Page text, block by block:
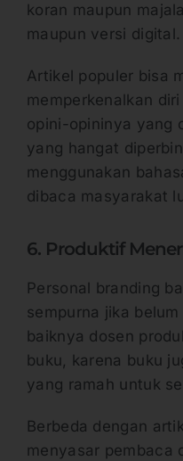
koran maupun
maupun versi digital.
Artikel populer bisa
memperkenalkan
opini-opininya yang
yang hangat
menggunakan
dibaca masyarakat
6. Produktif
Personal branding
sempurna jika
baiknya dosen
buku, karena buku
yang ramah untuk
Berbeda dengan
menyasar pembaca